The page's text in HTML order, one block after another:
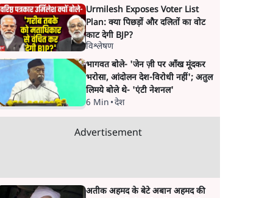
Urmilesh Exposes Voter List
Plan: क्या पिछड़ों और दलितों का वोट
काट देगी BJP?
विश्लेषण
भागवत बोले- 'जेन ज़ी पर आँख मूंदकर
भरोसा, आंदोलन देश-विरोधी नहीं'; अतुल
लिमये बोले थे- 'एंटी नेशनल'
6 Min •देश
Advertisement
अतीक अहमद के बेटे अबान अहमद की